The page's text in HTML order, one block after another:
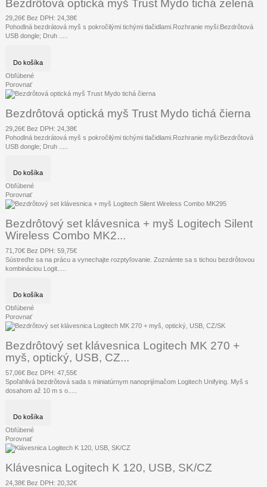
Bezdrôtová optická myš Trust Mydo tichá zelená
29,26€ Bez DPH: 24,38€
Pohodlná bezdrátová myš s pokročilými tichými tlačidlami.Rozhranie myši:Bezdrôtová
USB dongle; Druh .....
Do košíka
Obľúbené
Porovnať
Bezdrôtová optická myš Trust Mydo tichá čierna
29,26€ Bez DPH: 24,38€
Pohodlná bezdrátová myš s pokročilými tichými tlačidlami.Rozhranie myši:Bezdrôtová
USB dongle; Druh .....
Do košíka
Obľúbené
Porovnať
Bezdrôtový set klávesnica + myš Logitech Silent
Wireless Combo MK2...
71,70€ Bez DPH: 59,75€
Sústreďte sa na prácu a vynechajte rozptyľovanie. Zoznámte sa s tichou bezdrôtovou
kombináciou Logit.....
Do košíka
Obľúbené
Porovnať
Bezdrôtový set klávesnica Logitech MK 270 +
myš, optický, USB, CZ...
57,06€ Bez DPH: 47,55€
Spoľahlivá bezdrôtová sada s miniatúrnym nanoprijímačom Logitech Unifying. Myš s
dosahom až 10 m s o.....
Do košíka
Obľúbené
Porovnať
Klávesnica Logitech K 120, USB, SK/CZ
24,38€ Bez DPH: 20,32€